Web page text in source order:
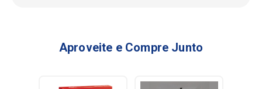
Aproveite e Compre Junto